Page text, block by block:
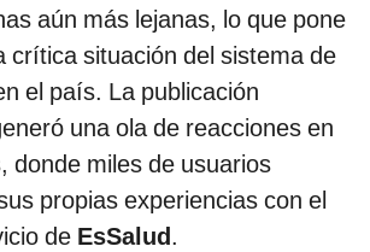
aún más lejanas, lo que pone
crítica situación del sistema de
el país. La publicación
una ola de reacciones en
donde miles de usuarios
propias experiencias con el
de EsSalud.